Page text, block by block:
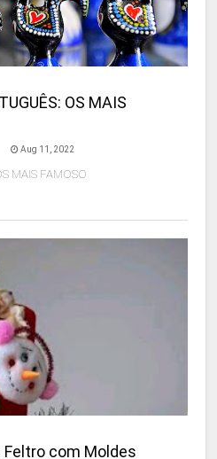
OS MAIS
Aug 11, 2022
OS MAIS FAMOSO
Feltro com Moldes